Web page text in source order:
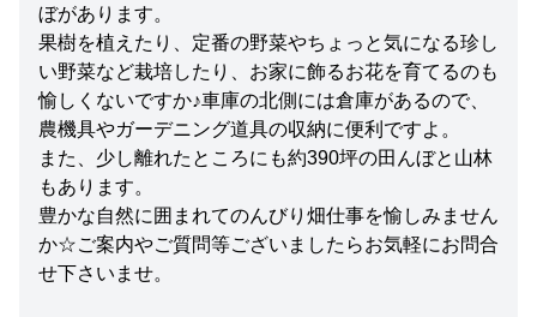
ぼがあります。
果樹を植えたり、定番の野菜やちょっと気になる珍し
い野菜など栽培したり、お家に飾るお花を育てるのも
愉しくないですか♪車庫の北側には倉庫があるので、
農機具やガーデニング道具の収納に便利ですよ。
また、少し離れたところにも約390坪の田んぼと山林
もあります。
豊かな自然に囲まれてのんびり畑仕事を愉しみません
か☆ご案内やご質問等ございましたらお気軽にお問合
せ下さいませ。